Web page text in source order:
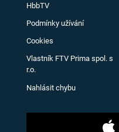
HbbTV
Podmínky užívání
Cookies
Vlastník FTV Prima spol. s
r.o.
Nahlásit chybu